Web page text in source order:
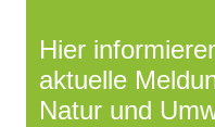
Hier
aktuelle
Natur und